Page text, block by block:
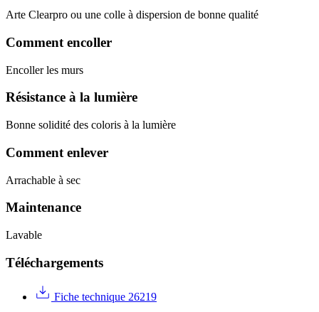
Arte Clearpro ou une colle à dispersion de bonne qualité
Comment encoller
Encoller les murs
Résistance à la lumière
Bonne solidité des coloris à la lumière
Comment enlever
Arrachable à sec
Maintenance
Lavable
Téléchargements
Fiche technique 26219